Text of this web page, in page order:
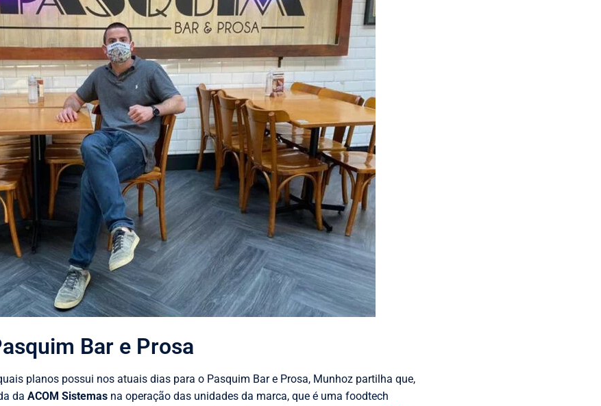
Bar e Prosa
planos possui nos atuais dias para o Pasquim Bar e Prosa, Munhoz partilha que,
da ACOM Sistemas na operação das unidades da marca, que é uma foodtech